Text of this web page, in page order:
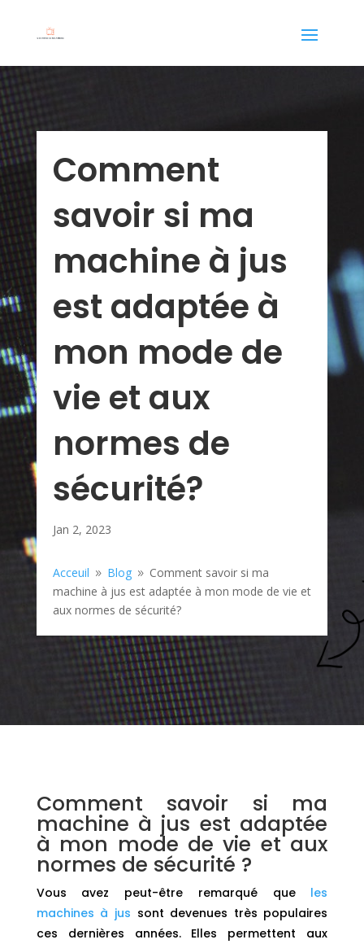
Comment
savoir si ma
machine à jus
est adaptée à
mon mode de
vie et aux
normes de
sécurité?
Jan 2, 2023
Acceuil 9 Blog 9 Comment savoir si ma
machine à jus est adaptée à mon mode de vie et
aux normes de sécurité?
Comment savoir si ma
machine à jus est adaptée
à mon mode de vie et aux
normes de sécurité ?
Vous avez peut-être remarqué que les
machines à jus sont devenues très populaires
ces dernières années. Elles permettent aux